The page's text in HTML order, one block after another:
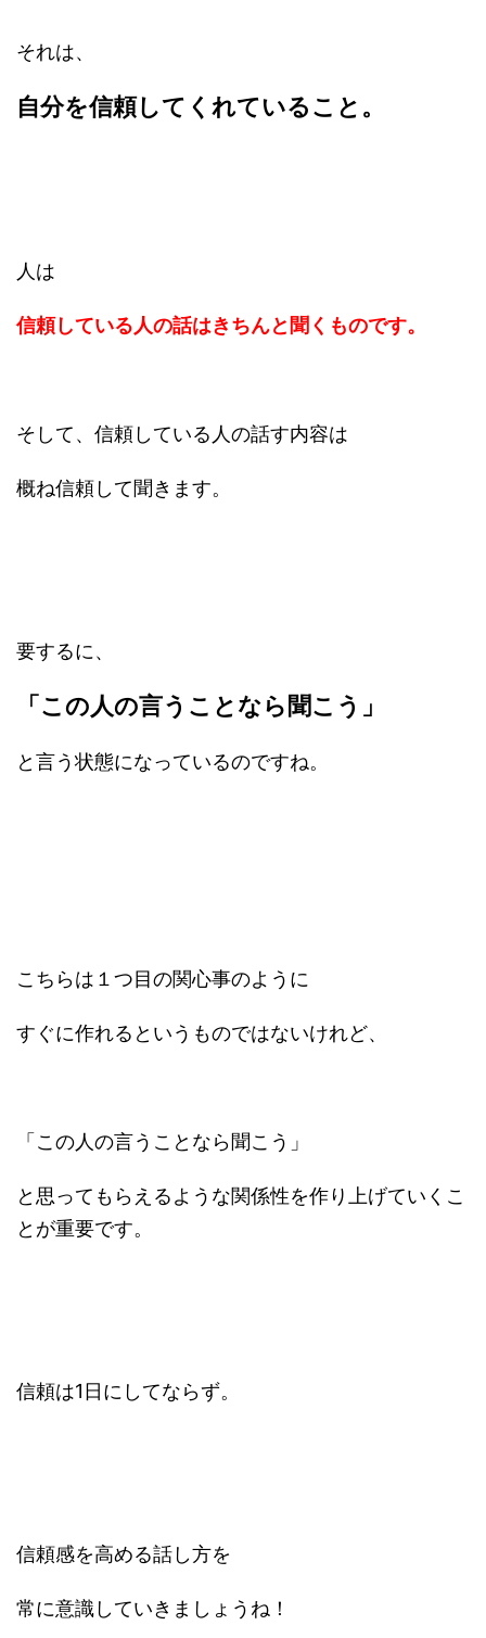
それは、
自分を信頼してくれていること。
人は
信頼している人の話はきちんと聞くものです。
そして、信頼している人の話す内容は
概ね信頼して聞きます。
要するに、
「この人の言うことなら聞こう」
と言う状態になっているのですね。
こちらは１つ目の関心事のように
すぐに作れるというものではないけれど、
「この人の言うことなら聞こう」
と思ってもらえるような関係性を作り上げていくこ
とが重要です。
信頼は1日にしてならず。
信頼感を高める話し方を
常に意識していきましょうね！